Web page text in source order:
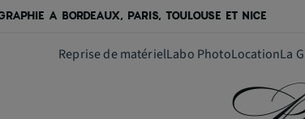
A BORDEAUX, PARIS, TOULOUSE ET NICE
Reprise de matérielLabo PhotoLocationLa